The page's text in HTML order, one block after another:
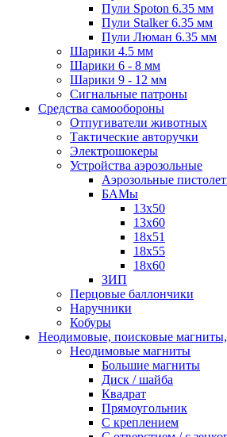
Пули Spoton 6.35 мм
Пули Stalker 6.35 мм
Пули Люман 6.35 мм
Шарики 4.5 мм
Шарики 6 - 8 мм
Шарики 9 - 12 мм
Сигнальные патроны
Средства самообороны
Отпугиватели животных
Тактические авторучки
Электрошокеры
Устройства аэрозольные
Аэрозольные
БАМы
13х50
13х60
18х51
18х55
18х60
ЗИП
Перцовые баллончики
Наручники
Кобуры
Неодимовые, поисковые
Неодимовые магниты
Большие магниты
Диск / шайба
Квадрат
Прямоугольник
С креплением